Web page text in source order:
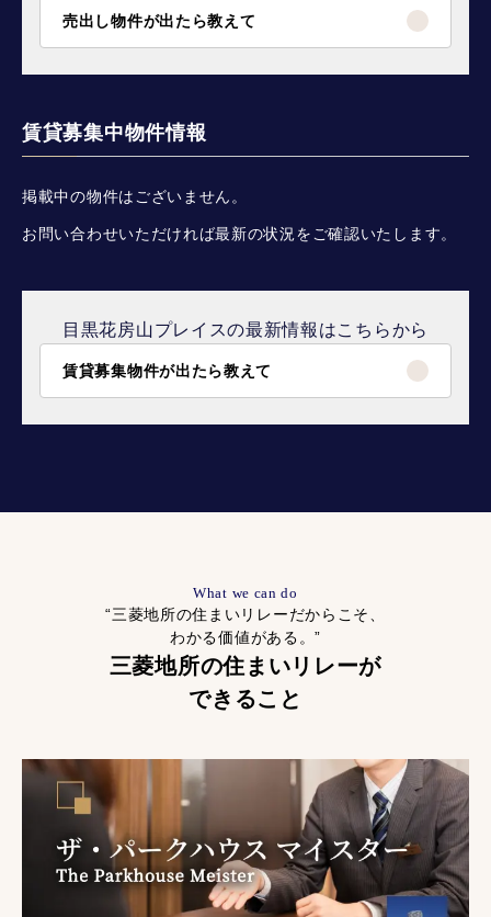
売出し物件が出たら教えて
賃貸募集中物件情報
掲載中の物件はございません。
お問い合わせいただければ最新の状況をご確認いたします。
目黒花房山プレイスの最新情報はこちらから
賃貸募集物件が出たら教えて
What we can do
“三菱地所の住まいリレーだからこそ、
わかる価値がある。”
三菱地所の住まいリレーが
できること